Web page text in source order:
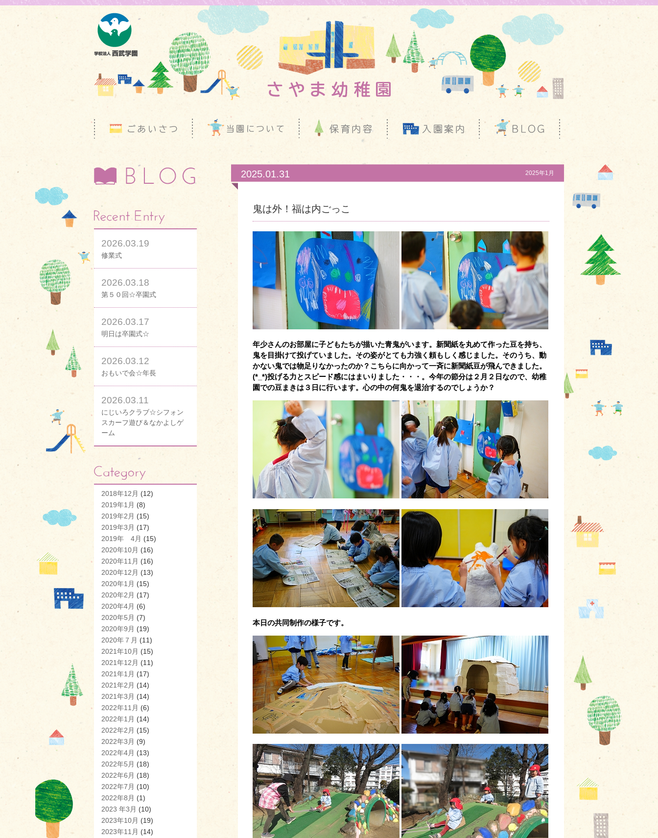
2026.03.19
修業式
2026.03.18
第５０回☆卒園式
2026.03.17
明日は卒園式☆
2026.03.12
おもいで会☆年長
2026.03.11
にじいろクラブ☆シフォン
スカーフ遊び＆なかよしゲ
ーム
2018年12月 (12)
2019年1月 (8)
2019年2月 (15)
2019年3月 (17)
2019年 4月 (15)
2020年10月 (16)
2020年11月 (16)
2020年12月 (13)
2020年1月 (15)
2020年2月 (17)
2020年4月 (6)
2020年5月 (7)
2020年9月 (19)
2020年７月 (11)
2021年10月 (15)
2021年12月 (11)
2021年1月 (17)
2021年2月 (14)
2021年3月 (14)
2022年11月 (6)
2022年1月 (14)
2022年2月 (15)
2022年3月 (9)
2022年4月 (13)
2022年5月 (18)
2022年6月 (18)
2022年7月 (10)
2022年8月 (1)
2023 年3月 (10)
2023年10月 (19)
2023年11月 (14)
2025.01.31 2025年1月
鬼は外！福は内ごっこ
年少さんのお部屋に子どもたちが描いた青鬼がいます。新聞紙を丸めて作った豆を持ち、
鬼を目掛けて投げていました。その姿がとても力強く頼もしく感じました。そのうち、動
かない鬼では物足りなかったのか？こちらに向かって一斉に新聞紙豆が飛んできました。
(*_*)投げる力とスピード感にはまいりました・・・。今年の節分は２月２日なので、幼稚
園での豆まきは３日に行います。心の中の何鬼を退治するのでしょうか？
本日の共同制作の様子です。